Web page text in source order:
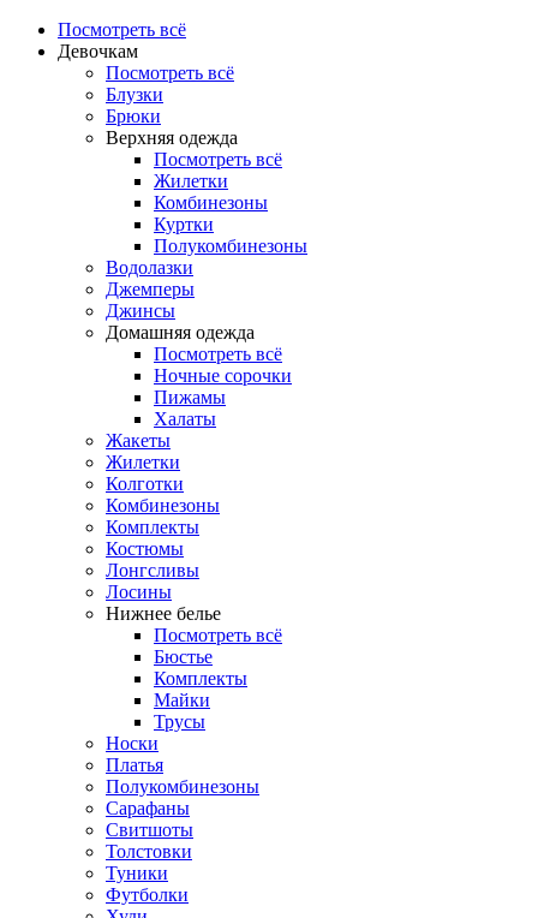
Посмотреть всё
Девочкам
Посмотреть всё
Блузки
Брюки
Верхняя одежда
Посмотреть всё
Жилетки
Комбинезоны
Куртки
Полукомбинезоны
Водолазки
Джемперы
Джинсы
Домашняя одежда
Посмотреть всё
Ночные сорочки
Пижамы
Халаты
Жакеты
Жилетки
Колготки
Комбинезоны
Комплекты
Костюмы
Лонгсливы
Лосины
Нижнее белье
Посмотреть всё
Бюстье
Комплекты
Майки
Трусы
Носки
Платья
Полукомбинезоны
Сарафаны
Свитшоты
Толстовки
Туники
Футболки